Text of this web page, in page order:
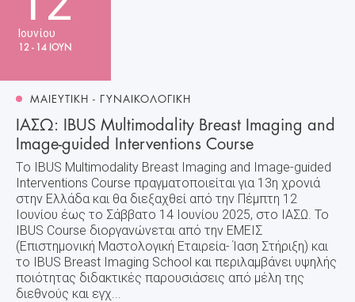
Ιουνίου
12 - 14 ΙΟΥΝ
ΜΑΙΕΥΤΙΚΗ - ΓΥΝΑΙΚΟΛΟΓΙΚΗ
ΙΑΣΩ: IBUS Multimodality Breast Imaging and
Image-guided Interventions Course
Tο IBUS Multimodality Breast Imaging and Image-guided
Interventions Course πραγματοποιείται για 13η χρονιά
στην Ελλάδα και θα διεξαχθεί από την Πέμπτη 12
Ιουνίου έως το Σάββατο 14 Ιουνίου 2025, στο ΙΑΣΩ. Το
IBUS Course διοργανώνεται από την ΕΜΕΙΣ
(Επιστημονική Μαστολογική Εταιρεία- Ίαση Στήριξη) και
το IBUS Breast Imaging School και περιλαμβάνει υψηλής
ποιότητας διδακτικές παρουσιάσεις από μέλη της
διεθνούς και εγχ...